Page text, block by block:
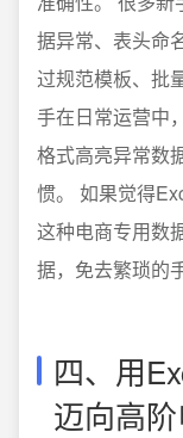
据异常、表头命
过规范模板、批
手在日常运营中
格式高亮异常数
惯。 如果觉得
这种电商专用数
据，免去繁琐的
四、用
迈向高